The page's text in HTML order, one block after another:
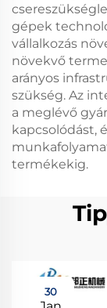
gépek
vállalkozás
növekvő
arányos
szükség. Az
a meglévő
kapcsolódást,
termékekig.
30